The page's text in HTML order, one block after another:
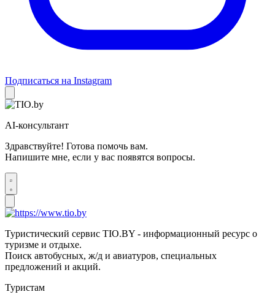
Подписаться на Instagram
AI-консультант
Здравствуйте! Готова помочь вам.
Напишите мне, если у вас появятся вопросы.
Туристический сервис TIO.BY - информационный ресурс о
туризме и отдыхе.
Поиск автобусных, ж/д и авиатуров, специальных
предложений и акций.
Туристам